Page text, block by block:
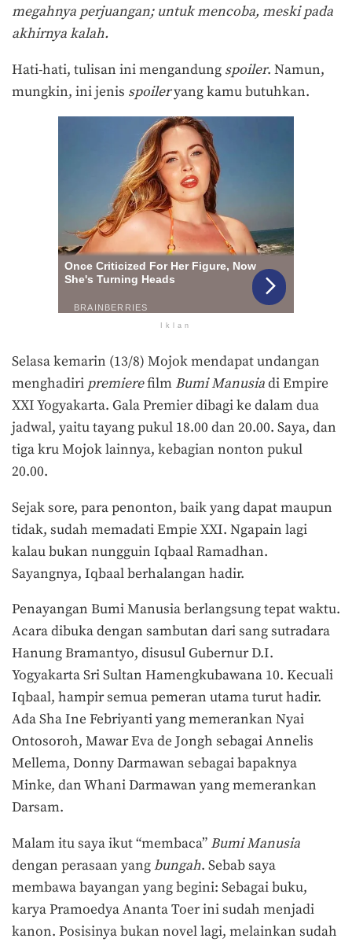
megahnya perjuangan; untuk mencoba, meski pada
akhirnya kalah.
Hati-hati, tulisan ini mengandung spoiler. Namun,
mungkin, ini jenis spoileryang kamu butuhkan.
Iklan
Selasa kemarin (13/8) Mojok mendapat undangan
menghadiri premierefilm Bumi Manusiadi Empire
XXI Yogyakarta. Gala Premier dibagi ke dalam dua
jadwal, yaitu tayang pukul 18.00 dan 20.00. Saya, dan
tiga kru Mojok lainnya, kebagian nonton pukul
20.00.
Sejak sore, para penonton, baik yang dapat maupun
tidak, sudah memadati Empie XXI. Ngapain lagi
kalau bukan nungguin Iqbaal Ramadhan.
Sayangnya, Iqbaal berhalangan hadir.
Penayangan Bumi Manusia berlangsung tepat waktu.
Acara dibuka dengan sambutan dari sang sutradara
Hanung Bramantyo, disusul Gubernur D.I.
Yogyakarta Sri Sultan Hamengkubawana 10. Kecuali
Iqbaal, hampir semua pemeran utama turut hadir.
Ada Sha Ine Febriyanti yang memerankan Nyai
Ontosoroh, Mawar Eva de Jongh sebagai Annelis
Mellema, Donny Darmawan sebagai bapaknya
Minke, dan Whani Darmawan yang memerankan
Darsam.
Malam itu saya ikut “membaca” Bumi Manusia
dengan perasaan yangbungah. Sebab saya
membawa bayangan yang begini: Sebagai buku,
karya Pramoedya Ananta Toer ini sudah menjadi
kanon. Posisinya bukan novel lagi, melainkan sudah